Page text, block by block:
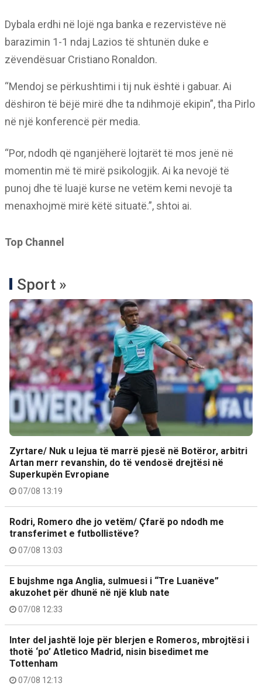
Dybala erdhi në lojë nga banka e rezervistëve në
barazimin 1-1 ndaj Lazios të shtunën duke e
zëvendësuar Cristiano Ronaldon.
“Mendoj se përkushtimi i tij nuk është i gabuar. Ai
dëshiron të bëjë mirë dhe ta ndihmojë ekipin”, tha Pirlo
në një konferencë për media.
“Por, ndodh që nganjëherë lojtarët të mos jenë në
momentin më të mirë psikologjik. Ai ka nevojë të
punoj dhe të luajë kurse ne vetëm kemi nevojë ta
menaxhojmë mirë këtë situatë.”, shtoi ai.
Top Channel
Sport »
Zyrtare/ Nuk u lejua të marrë pjesë në Botëror, arbitri
Artan merr revanshin, do të vendosë drejtësi në
Superkupën Evropiane
07/08 13:19
Rodri, Romero dhe jo vetëm/ Çfarë po ndodh me
transferimet e futbollistëve?
07/08 13:03
E bujshme nga Anglia, sulmuesi i “Tre Luanëve”
akuzohet për dhunë në një klub nate
07/08 12:33
Inter del jashtë loje për blerjen e Romeros, mbrojtësi i
thotë ‘po’ Atletico Madrid, nisin bisedimet me
Tottenham
07/08 12:13